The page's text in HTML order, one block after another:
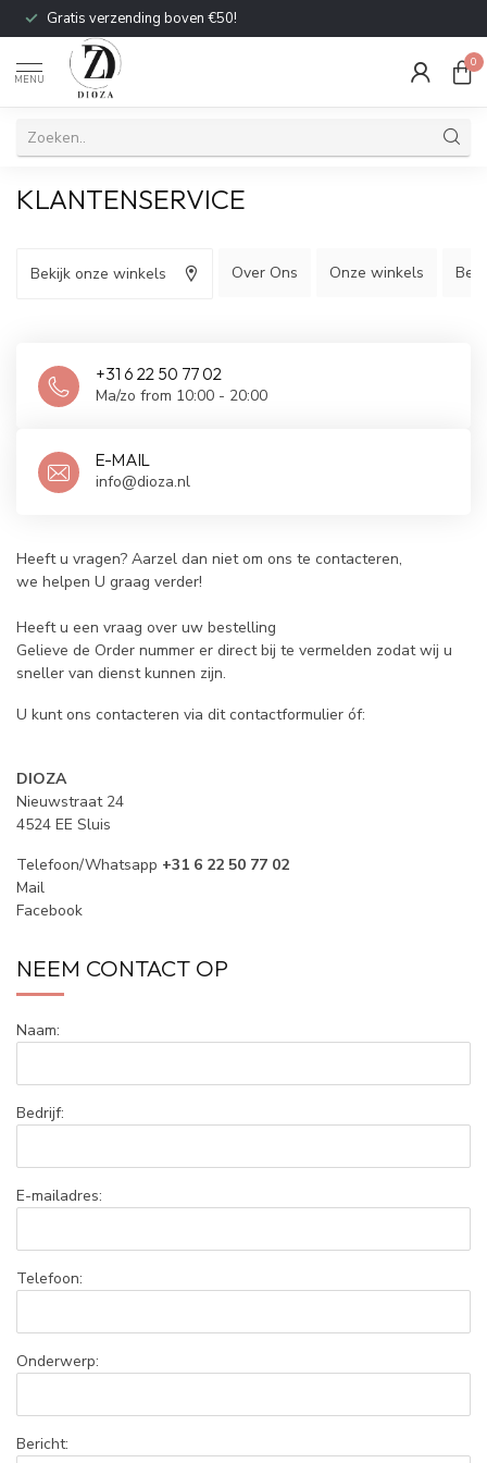
Gratis verzending boven €50!
MENU
0
KLANTENSERVICE
Bekijk onze winkels Over Ons Onze winkels
+31 6 22 50 77 02
Ma/zo from 10:00 - 20:00
E-MAIL
info@dioza.nl
Heeft u vragen? Aarzel dan niet om ons te contacteren,
we helpen U graag verder!
Heeft u een vraag over uw bestelling
Gelieve de Order nummer er direct bij te vermelden zodat wij u
sneller van dienst kunnen zijn.
U kunt ons contacteren via dit contactformulier óf:
DIOZA
Nieuwstraat 24
4524 EE Sluis
Telefoon/Whatsapp +31 6 22 50 77 02
Mail
Facebook
NEEM CONTACT OP
Naam:
Bedrijf:
E-mailadres:
Telefoon:
Onderwerp:
Bericht: